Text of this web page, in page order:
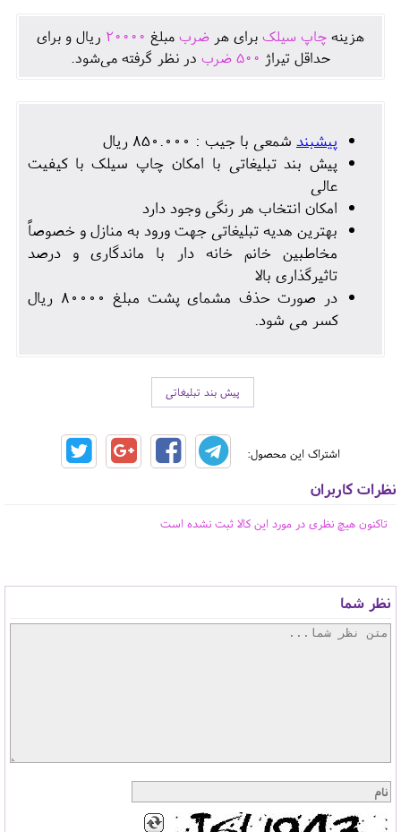
هزينه چاپ سیلک برای هر ضرب مبلغ 20000 ريال و برای
حداقل تيراژ 500 ضرب در نظر گرفته می‌شود.
پیشبندشمعی با جیب : 850.000 ریال
پیش بند تبلیغاتی با امکان چاپ سیلک با کیفیت
عالی
امکان انتخاب هر رنگی وجود دارد
بهترین هدیه تبلیغاتی جهت ورود به منازل و خصوصاً
مخاطبین خانم خانه دار با ماندگاری و درصد
تاثیرگذاری بالا
در صورت حذف مشمای پشت مبلغ 80000 ریال
کسر می شود.
پیش بند تبلیغاتی
اشتراک این محصول:
نظرات کاربران
تاکنون هیچ نظری در مورد این کالا ثبت نشده است
نظر شما